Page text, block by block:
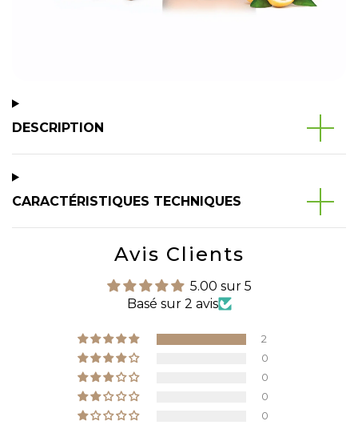
DESCRIPTION
CARACTÉRISTIQUES TECHNIQUES
Avis Clients
5.00 sur 5
Basé sur 2 avis
2
0
0
0
0